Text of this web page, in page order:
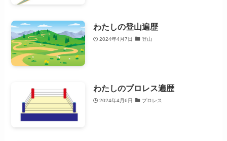
わたしの登山遍歴
2024年4月7日 登山
わたしのプロレス遍歴
2024年4月6日 プロレス